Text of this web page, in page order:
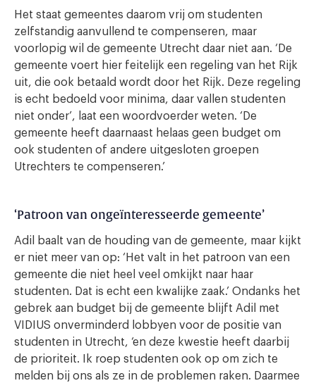
Het staat gemeentes daarom vrij om studenten
zelfstandig aanvullend te compenseren, maar
voorlopig wil de gemeente Utrecht daar niet aan. ‘De
gemeente voert hier feitelijk een regeling van het Rijk
uit, die ook betaald wordt door het Rijk. Deze regeling
is echt bedoeld voor minima, daar vallen studenten
niet onder’, laat een woordvoerder weten. ‘De
gemeente heeft daarnaast helaas geen budget om
ook studenten of andere uitgesloten groepen
Utrechters te compenseren.’
‘Patroon van ongeïnteresseerde gemeente’
Adil baalt van de houding van de gemeente, maar kijkt
er niet meer van op: ‘Het valt in het patroon van een
gemeente die niet heel veel omkijkt naar haar
studenten. Dat is echt een kwalijke zaak.’ Ondanks het
gebrek aan budget bij de gemeente blijft Adil met
VIDIUS onverminderd lobbyen voor de positie van
studenten in Utrecht, ‘en deze kwestie heeft daarbij
de prioriteit. Ik roep studenten ook op om zich te
melden bij ons als ze in de problemen raken. Daarmee